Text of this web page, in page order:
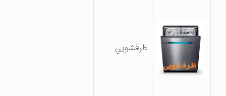
ظرفشويي